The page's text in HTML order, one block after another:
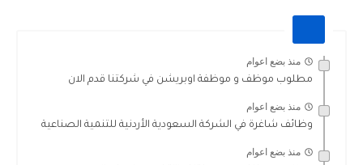
منذ بضع اعوام
مطلوب موظف و موظفة اوبريشن في شركتنا قدم الان
منذ بضع اعوام
وظائف شاغرة في الشركة السعودية الأردنية للتنمية الصناعية
منذ بضع اعوام